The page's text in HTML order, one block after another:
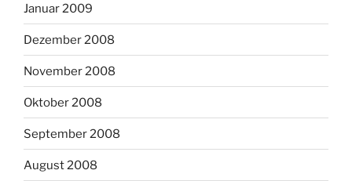
Januar 2009
Dezember 2008
November 2008
Oktober 2008
September 2008
August 2008